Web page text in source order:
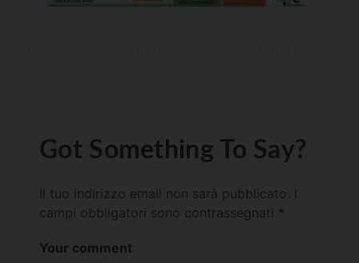
Got Something To Say?
Il tuo indirizzo email non sarà pubblicato.
campi obbligatori sono contrassegnati *
Your comment